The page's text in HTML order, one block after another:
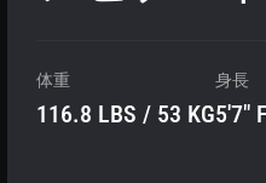
ONE
体重
116.8 LBS / 53 KG
身長
5'7"